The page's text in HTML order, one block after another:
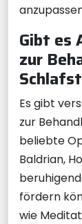
Gibt es
zur
Es gibt
zur
beliebte
Baldrian,
fördern
wie